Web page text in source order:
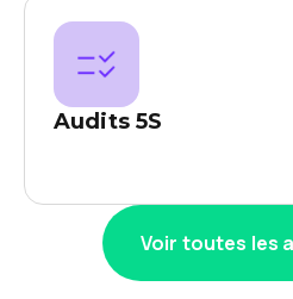
Audits 5S
Augmentez la sécurité et
audit et bénéficiez d'un
vos données.Voir toutes les